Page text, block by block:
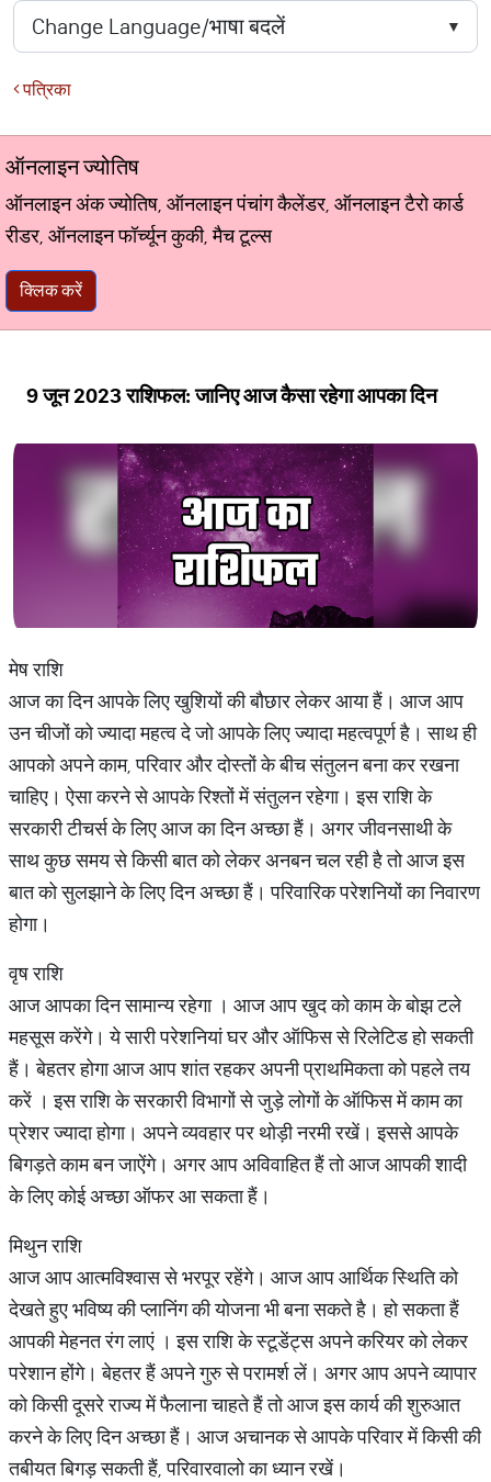
पत्रिका
ऑनलाइन ज्योतिष
ऑनलाइन अंक ज्योतिष, ऑनलाइन पंचांग कैलेंडर, ऑनलाइन टैरो कार्ड
रीडर, ऑनलाइन फॉर्च्यून कुकी, मैच टूल्स
क्लिक करें
9 जून 2023 राशिफल: जानिए आज कैसा रहेगा आपका दिन
मेष राशि
आज का दिन आपके लिए खुशियों की बौछार लेकर आया हैं। आज आप
उन चीजों को ज्यादा महत्व दे जो आपके लिए ज्यादा महत्वपूर्ण है। साथ ही
आपको अपने काम, परिवार और दोस्तों के बीच संतुलन बना कर रखना
चाहिए। ऐसा करने से आपके रिश्तों में संतुलन रहेगा। इस राशि के
सरकारी टीचर्स के लिए आज का दिन अच्छा हैं। अगर जीवनसाथी के
साथ कुछ समय से किसी बात को लेकर अनबन चल रही है तो आज इस
बात को सुलझाने के लिए दिन अच्छा हैं। परिवारिक परेशनियों का निवारण
होगा।
वृष राशि
आज आपका दिन सामान्य रहेगा । आज आप खुद को काम के बोझ टले
महसूस करेंगे। ये सारी परेशनियां घर और ऑफिस से रिलेटिड हो सकती
हैं। बेहतर होगा आज आप शांत रहकर अपनी प्राथमिकता को पहले तय
करें । इस राशि के सरकारी विभागों से जुड़े लोगों के ऑफिस में काम का
प्रेशर ज्यादा होगा। अपने व्यवहार पर थोड़ी नरमी रखें। इससे आपके
बिगड़ते काम बन जाऐंगे। अगर आप अविवाहित हैं तो आज आपकी शादी
के लिए कोई अच्छा ऑफर आ सकता हैं।
मिथुन राशि
आज आप आत्मविश्वास से भरपूर रहेंगे। आज आप आर्थिक स्थिति को
देखते हुए भविष्य की प्लानिंग की योजना भी बना सकते है। हो सकता हैं
आपकी मेहनत रंग लाएं । इस राशि के स्टूडेंट्स अपने करियर को लेकर
परेशान होंगे। बेहतर हैं अपने गुरु से परामर्श लें। अगर आप अपने व्यापार
को किसी दूसरे राज्य में फैलाना चाहते हैं तो आज इस कार्य की शुरुआत
करने के लिए दिन अच्छा हैं। आज अचानक से आपके परिवार में किसी की
तबीयत बिगड़ सकती हैं, परिवारवालो का ध्यान रखें।